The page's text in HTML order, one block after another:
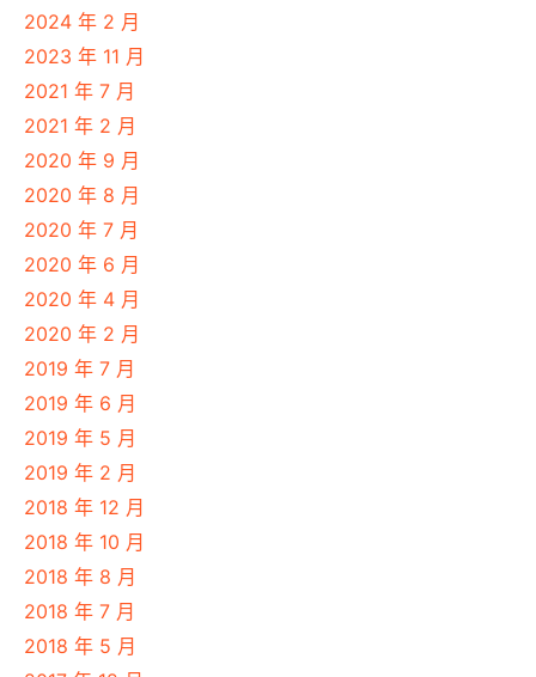
2024 年 2 月
2023 年 11 月
2021 年 7 月
2021 年 2 月
2020 年 9 月
2020 年 8 月
2020 年 7 月
2020 年 6 月
2020 年 4 月
2020 年 2 月
2019 年 7 月
2019 年 6 月
2019 年 5 月
2019 年 2 月
2018 年 12 月
2018 年 10 月
2018 年 8 月
2018 年 7 月
2018 年 5 月